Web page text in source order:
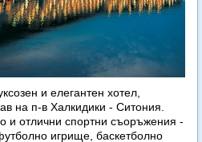
и елегантен хотел,
на п-в Халкидики - Ситония.
и отлични спортни съоръжения -
игрище, баскетболно